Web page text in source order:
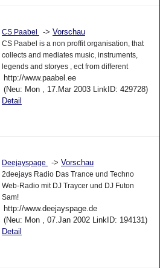
CS Paabel -> Vorschau
CS Paabel is a non proffit organisation, that
collects and mediates music, instruments,
legends and storyes , ect from different
http://www.paabel.ee
(Neu: Mon , 17.Mar 2003 LinkID: 429728)
Detail
Deejayspage -> Vorschau
2deejays Radio Das Trance und Techno
Web-Radio mit DJ Traycer und DJ Futon
Sam!
http://www.deejayspage.de
(Neu: Mon , 07.Jan 2002 LinkID: 194131)
Detail